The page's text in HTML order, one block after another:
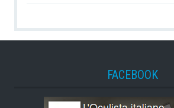
FACEBOOK